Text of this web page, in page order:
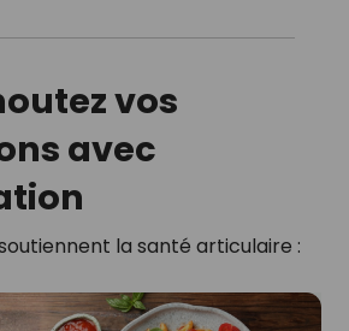
vos
avec
la santé articulaire :